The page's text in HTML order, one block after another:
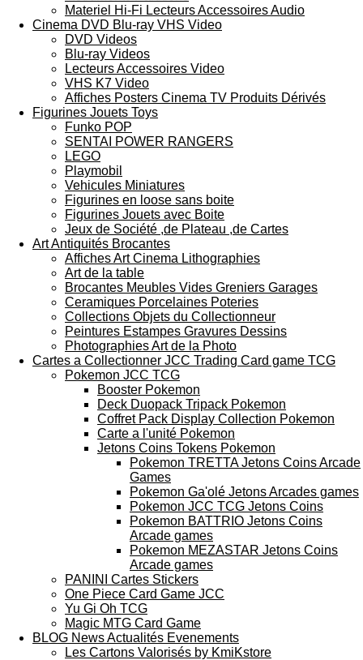
Materiel Hi-Fi Lecteurs Accessoires Audio
Cinema DVD Blu-ray VHS Video
DVD Videos
Blu-ray Videos
Lecteurs Accessoires Video
VHS K7 Video
Affiches Posters Cinema TV Produits Dérivés
Figurines Jouets Toys
Funko POP
SENTAI POWER RANGERS
LEGO
Playmobil
Vehicules Miniatures
Figurines en loose sans boite
Figurines Jouets avec Boite
Jeux de Société ,de Plateau ,de Cartes
Art Antiquités Brocantes
Affiches Art Cinema Lithographies
Art de la table
Brocantes Meubles Vides Greniers Garages
Ceramiques Porcelaines Poteries
Collections Objets du Collectionneur
Peintures Estampes Gravures Dessins
Photographies Art de la Photo
Cartes a Collectionner JCC Trading Card game TCG
Pokemon JCC TCG
Booster Pokemon
Deck Duopack Tripack Pokemon
Coffret Pack Display Collection Pokemon
Carte a l'unité Pokemon
Jetons Coins Tokens Pokemon
Pokemon TRETTA Jetons Coins Arcade
Games
Pokemon Ga'olé Jetons Arcades games
Pokemon JCC TCG Jetons Coins
Pokemon BATTRIO Jetons Coins
Arcade games
Pokemon MEZASTAR Jetons Coins
Arcade games
PANINI Cartes Stickers
One Piece Card Game JCC
Yu Gi Oh TCG
Magic MTG Card Game
BLOG News Actualités Evenements
Les Cartons Valorisés by KmiKstore